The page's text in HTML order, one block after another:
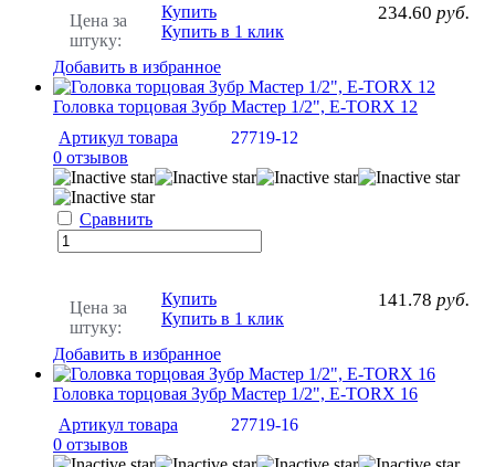
Цена за
штуку:
234.60 руб.
Купить
Купить в 1 клик
Добавить в избранное
Головка торцовая Зубр Мастер 1/2", E-TORX 12
Артикул товара
27719-12
0 отзывов
Сравнить
Цена за
штуку:
141.78 руб.
Купить
Купить в 1 клик
Добавить в избранное
Головка торцовая Зубр Мастер 1/2", E-TORX 16
Артикул товара
27719-16
0 отзывов